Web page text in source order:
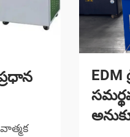
EDM